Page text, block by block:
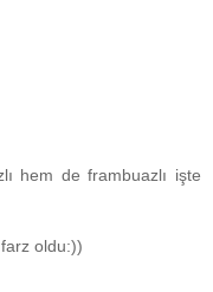
hem de frambuazlı işte
oldu:))